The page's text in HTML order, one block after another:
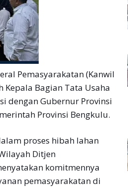
Pemasyarakatan (Kanwil
Bagian Tata Usaha
dengan Gubernur Provinsi
Provinsi Bengkulu.
proses hibah lahan
Ditjen
komitmennya
pemasyarakatan di